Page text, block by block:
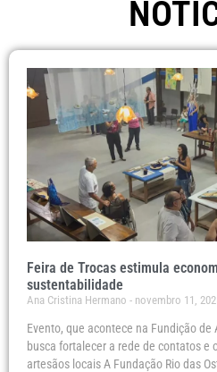
Feira de Trocas estimula
sustentabilidade
Ana Cristina Hermano novembro 11,
Evento, que acontece na Fundição de
busca fortalecer a rede de contatos e
artesãos locais A Fundação Rio das